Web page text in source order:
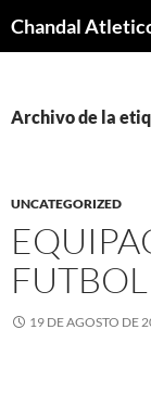
Archivo de la
UNCATEGORIZED
19 DE AGOSTO DE